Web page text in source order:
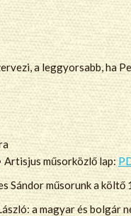
a leggyorsabb,
Artisjus műsorközlő lap:
Sándor műsorunk a költő
a magyar és bolgár